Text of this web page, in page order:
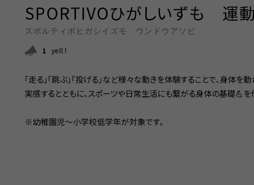
SPORTIVOひがしいずも 運
スポルティボヒガシイズモ ウンドウアソビ
1 yell !
「走る」「跳ぶ」「投げる」など様々な動きを体験することで、身体を
実感するとともに、スポーツや日常生活にも繋がる身体の基礎💪を
※幼稚園児～小学校低学年が対象です。